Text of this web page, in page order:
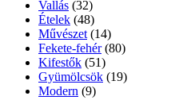
Vallás (32)
Ételek (48)
Művészet (14)
Fekete-fehér (80)
Kifestők (51)
Gyümölcsök (19)
Modern (9)